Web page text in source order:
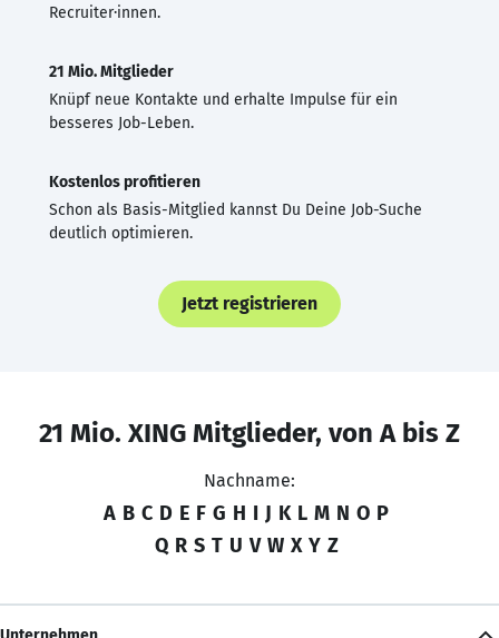
Recruiter·innen.
21 Mio. Mitglieder
Knüpf neue Kontakte und erhalte Impulse für ein
besseres Job-Leben.
Kostenlos profitieren
Schon als Basis-Mitglied kannst Du Deine Job-Suche
deutlich optimieren.
Jetzt registrieren
21 Mio. XING Mitglieder, von A bis Z
Nachname:
A B C D E F G H I J K L M N O P
Q R S T U V W X Y Z